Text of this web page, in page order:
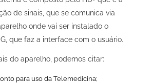
de sinais, que se comunica via
onde vai ser instalado o
que faz a interface com o usuário.
do aparelho, podemos citar:
para uso da Telemedicina;